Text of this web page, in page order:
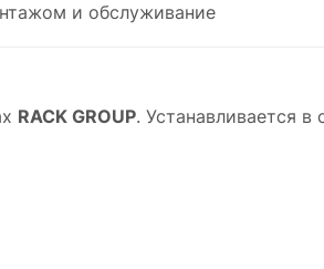
и обслуживание
RACK GROUP. Устанавливается